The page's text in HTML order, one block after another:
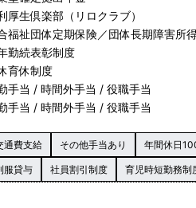
厚生倶楽部（リロクラブ）
福祉団体定期保険／団体長期障害所
勤続表彰制度
育休制度
手当 / 時間外手当 / 役職手当
手当 / 時間外手当 / 役職手当
通費支給 その他手当あり 年間休日
服貸与 社員割引制度 育児時短勤務制